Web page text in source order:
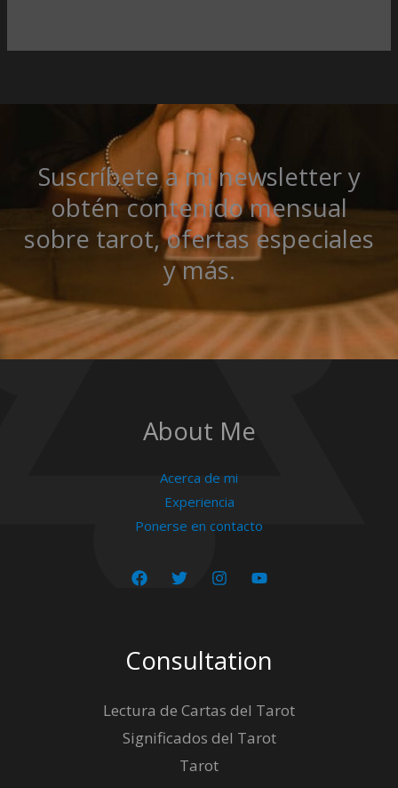
Suscríbete a mi newsletter y
obtén contenido mensual
sobre tarot, ofertas especiales
y más.
About Me
Acerca de mi
Experiencia
Ponerse en contacto
Consultation
Lectura de Cartas del Tarot
Significados del Tarot
Tarot